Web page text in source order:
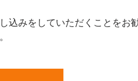
込みをしていただくことをお